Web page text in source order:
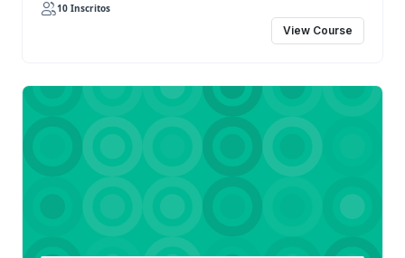
10 Inscritos
View Course